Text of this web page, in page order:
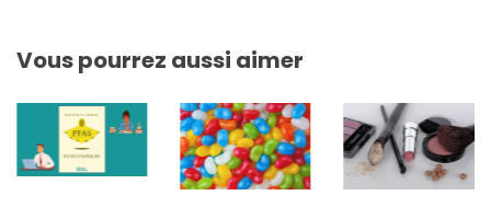
Vous pourrez aussi aimer